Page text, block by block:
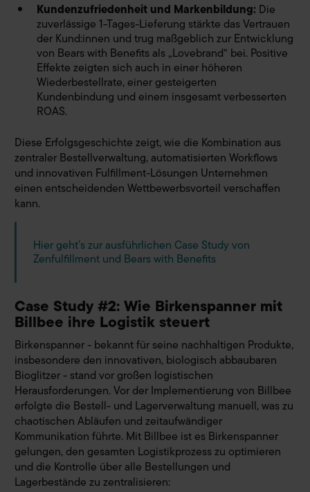
Kundenzufriedenheit und Markenbildung: Die
zuverlässige 1-Tages-Lieferung stärkte das Vertrauen
der Kund:innen und trug maßgeblich zur Entwicklung
von Bears with Benefits als „Lovebrand“ bei. Positive
Effekte zeigten sich auch in einer höheren
Wiederbestellrate, einer gesteigerten
Kundenbindung und einem insgesamt verbesserten
ROAS.
Diese Erfolgsgeschichte zeigt, wie die Kombination aus
zentraler Bestellverwaltung, automatisierten Workflows
und innovativen Fulfillment-Lösungen Unternehmen
einen entscheidenden Wettbewerbsvorteil verschaffen
kann.
Hier geht’s zur ausführlichen Case Study von
Zenfulfillment und Bears with Benefits
Case Study #2: Wie Birkenspanner mit
Billbee ihre Logistik steuert
Birkenspanner - bekannt für seine nachhaltigen Produkte,
insbesondere den innovativen, biologisch abbaubaren
Bioglitzer - stand vor großen logistischen
Herausforderungen. Vor der Implementierung von Billbee
erfolgte die Bestell- und Lagerverwaltung manuell, was zu
chaotischen Abläufen und zeitaufwändiger
Kommunikation führte. Mit Billbee ist es Birkenspanner
gelungen, den gesamten Logistikprozess zu optimieren
und die Kontrolle über alle Bestellungen und
Lagerbestände zu zentralisieren: